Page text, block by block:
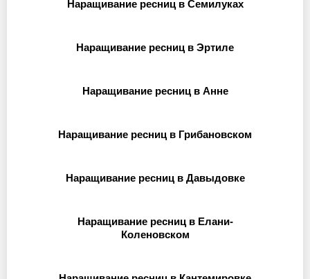
Наращивание ресниц в Семилуках
Наращивание ресниц в Эртиле
Наращивание ресниц в Анне
Наращивание ресниц в Грибановском
Наращивание ресниц в Давыдовке
Наращивание ресниц в Елани-
Коленовском